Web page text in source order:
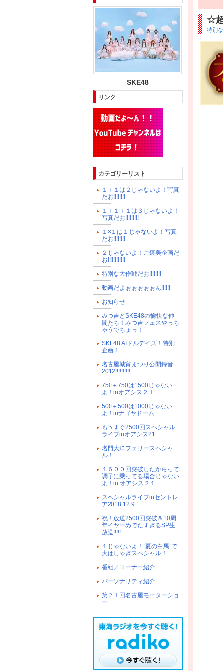
SKE48
リンク
カテゴリーリスト
１＋１は２じゃないよ！写真
だお!!!!!!!!
１＋１＋１は３じゃないよ！
写真だお!!!!!!!!!
１×１は１じゃないよ！写真
だお!!!!!!!!
２じゃないよ！ご褒美企画だ
お!!!!!!!!!!!!
特別な大作戦だお!!!!!!!!
動画だよぉぉぉぉぉん!!!!!!
お知らせ
みつ吉とSKE48の愉快な仲
間たち！みつ吉フェスやっち
ゃうでちょっ！
SKE48 AIドルデイズ！特別
企画！
名古屋城宵まつり公開録音
2012!!!!!!!!!!
750＋750は1500じゃない
よ！inオアシス２１
500＋500は1000じゃない
よ！inナゴヤドーム
もうすぐ2500回スペシャル
ライブinオアシス21
名門大洋フェリースペシャ
ル！
１５００回突破したからって
調子に乗ってる場合じゃない
よ！in オアシス２１
スペシャルライブinセントレ
ア2018.12.9
祝！放送2500回突破＆10周
年イヤーめでたすぎるSP生
放送!!!!!
１じゃないよ！”夏の白馬”で
大はしゃぎスペシャル！
番組／コーナー紹介
パーソナリティ紹介
第２１回名古屋モーターショ
ー
☆超
特別